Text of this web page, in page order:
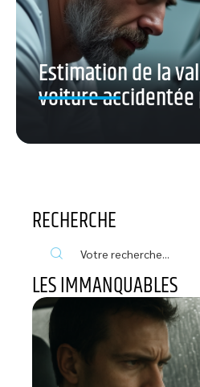
Estimation de la
voiture
RECHERCHE
LES IMMANQUABLES